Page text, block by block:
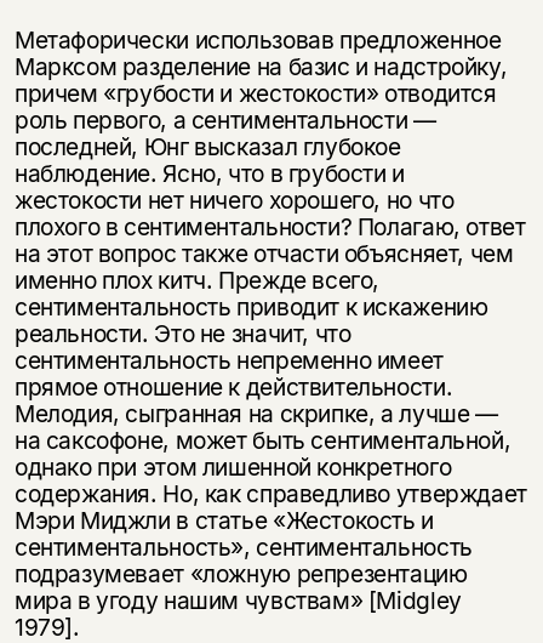
Метафорически использовав предложенное
Марксом разделение на базис и надстройку,
причем «грубости и жестокости» отводится
роль первого, а сентиментальности —
последней, Юнг высказал глубокое
наблюдение. Ясно, что в грубости и
жестокости нет ничего хорошего, но что
плохого в сентиментальности? Полагаю, ответ
на этот вопрос также отчасти объясняет, чем
именно плох китч. Прежде всего,
сентиментальность приводит к искажению
реальности. Это не значит, что
сентиментальность непременно имеет
прямое отношение к действительности.
Мелодия, сыгранная на скрипке, а лучше —
на саксофоне, может быть сентиментальной,
однако при этом лишенной конкретного
содержания. Но, как справедливо утверждает
Мэри Миджли в статье «Жестокость и
сентиментальность», сентиментальность
подразумевает «ложную репрезентацию
мира в угоду нашим чувствам» [Midgley
1979].